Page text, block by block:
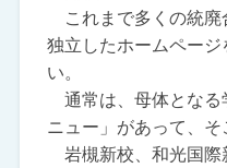
これまで多くの統廃
独立したホームペー
い。
通常は、母体となる
ニュー」があって、そ
岩槻新校、和光国際